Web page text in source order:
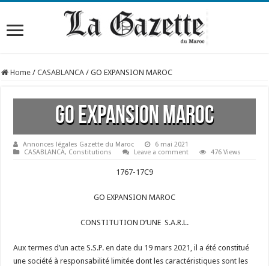
Home / CASABLANCA / GO EXPANSION MAROC
GO EXPANSION MAROC
Annonces légales Gazette du Maroc
6 mai 2021
CASABLANCA, Constitutions Leave a comment 476 Views
1767-17C9
GO EXPANSION MAROC
CONSTITUTION D’UNE S.A.R.L.
Aux termes d’un acte S.S.P. en date du 19 mars 2021, il a été constitué
une société à responsabilité limitée dont les caractéristiques sont les